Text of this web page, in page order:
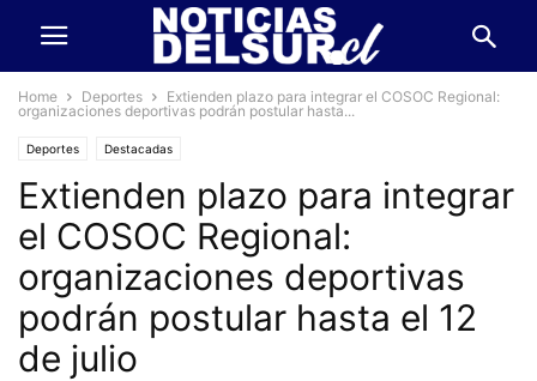
Home Deportes
Extienden plazo para integrar el COSOC Regional:
organizaciones deportivas podrán postular hasta...
Deportes Destacadas
Extienden plazo para integrar
el COSOC Regional:
organizaciones deportivas
podrán postular hasta el 12
de julio